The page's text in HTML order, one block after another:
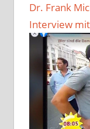
Dr. Frank
Interview mit